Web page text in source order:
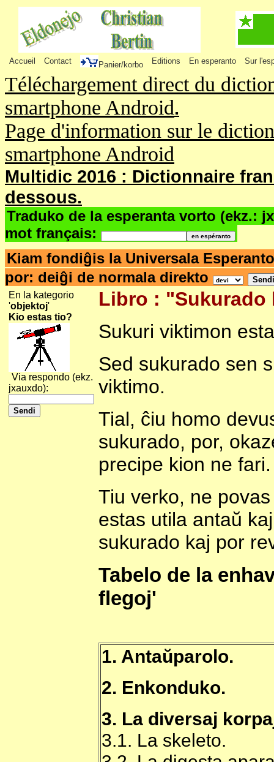
Accueil Contact Panier/korbo Editions En esperanto Sur
Téléchargement direct du
smartphone Android.
Page d'information sur le
smartphone Android
Multidic 2016 : Dictionnaire
dessous.
Traduko de la esperanta vorto (ekz.:
mot français:
Kiam fondiĝis la Universala
por: deiĝi de normala direkto
En la kategorio
'objektoj'
Kio estas tio?
Via respondo (ekz.
jxauxdo):
Libro :
Sukuri viktimon
Sed sukurado sen
viktimo.
Tial, ĉiu homo
sukurado, por,
precipe kion ne fari.
Tiu verko, ne
estas utila antaŭ
sukurado kaj por
Tabelo de la
flegoj'
1. Antaŭparolo.
2. Enkonduko.
3. La diversaj
3.1. La skeleto.